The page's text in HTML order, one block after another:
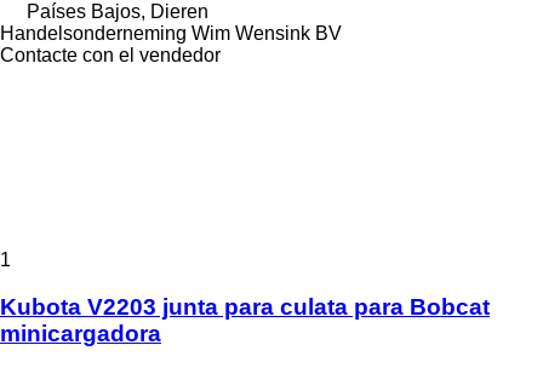
Países Bajos, Dieren
Handelsonderneming Wim Wensink BV
Contacte con el vendedor
1
Kubota V2203 junta para culata para Bobcat
minicargadora